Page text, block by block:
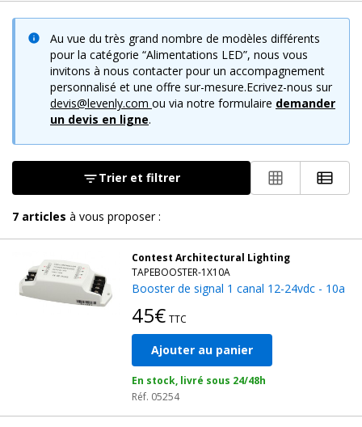
que soit votre installation : section courte, grandes longueurs,
plusieurs rubans montés en série...
Levenly vous propose toute une gamme de solutions
techniques pour alimenter vos leds et créer des éclairages
uniques, en intérieur comme en extérieur. Cette page inclut des
alimentations pour rubans leds dimmablesavec un
dimmer ou graduateur pour varier l'intensité à la main. Les
boosters vous permettront d'augmenter le nombre et la
longueur des rubans. Retrouvez aussi les alimentations
garantir que vos rubans leds brillent de mille feux.
Au vue du très grand nombre de modèles différents
pour la catégorie “Alimentations LED”, nous vous
invitons à nous contacter pour un accompagnement
personnalisé et une offre sur-mesure.Ecrivez-nous sur
devis@levenly.com ou via notre formulaire demander
un devis en ligne.
Trier et filtrer
7 articles à vous proposer :
Contest Architectural Lighting
TAPEBOOSTER-1X10A
Booster de signal 1 canal 12-24vdc - 10a
45€ TTC
Ajouter au panier
En stock, livré sous 24/48h
Réf. 05254